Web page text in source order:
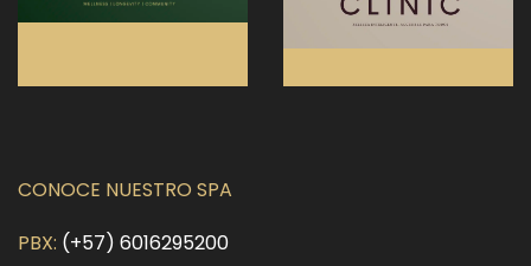
CONOCE NUESTRO SPA
PBX: (+57) 6016295200